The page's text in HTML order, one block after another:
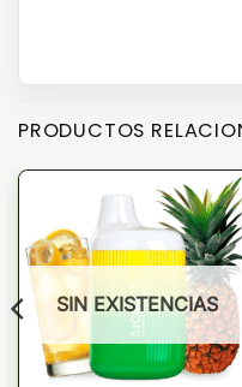
PRODUCTOS
SIN EXISTENCIAS